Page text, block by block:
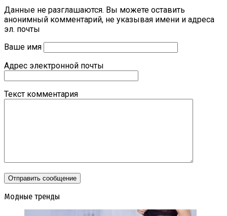
Данные не разглашаются. Вы можете оставить
анонимный комментарий, не указывая имени и адреса
эл. почты
Ваше имя
Адрес электронной почты
Текст комментария
Модные тренды